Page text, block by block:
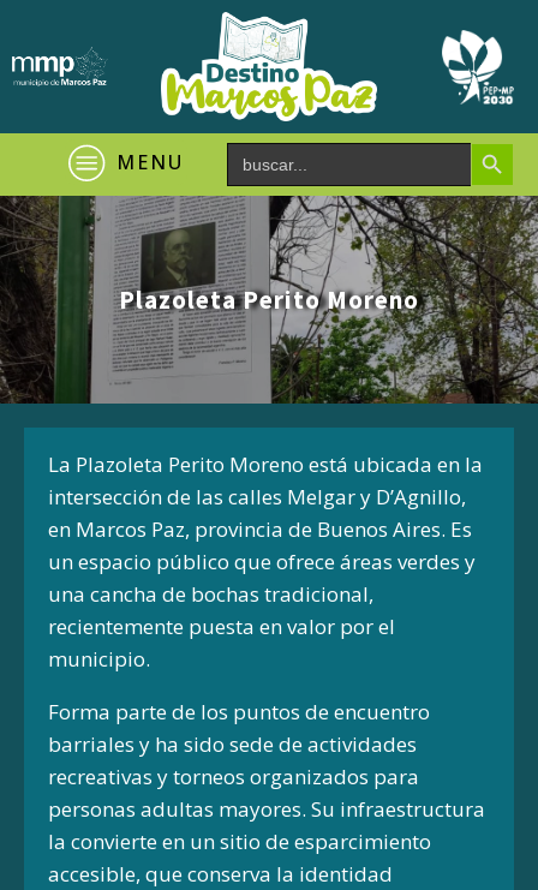
MENU Search
for:
Search Button
Plazoleta Perito Moreno
La Plazoleta Perito Moreno está ubicada en la
intersección de las calles Melgar y D’Agnillo,
en Marcos Paz, provincia de Buenos Aires. Es
un espacio público que ofrece áreas verdes y
una cancha de bochas tradicional,
recientemente puesta en valor por el
municipio.
Forma parte de los puntos de encuentro
barriales y ha sido sede de actividades
recreativas y torneos organizados para
personas adultas mayores. Su infraestructura
la convierte en un sitio de esparcimiento
accesible, que conserva la identidad